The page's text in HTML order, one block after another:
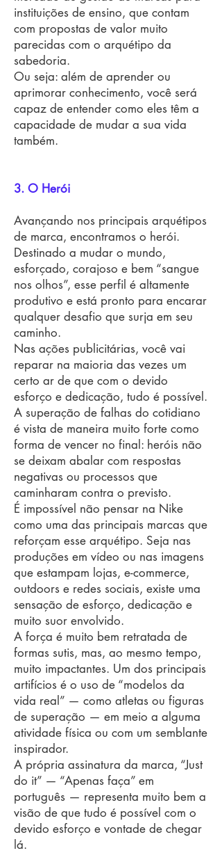
instituições de ensino, que contam
com propostas de valor muito
parecidas com o arquétipo da
sabedoria.
Ou seja: além de aprender ou
aprimorar conhecimento, você será
capaz de entender como eles têm a
capacidade de mudar a sua vida
também.
3. O Herói
Avançando nos principais arquétipos
de marca, encontramos o herói.
Destinado a mudar o mundo,
esforçado, corajoso e bem “sangue
nos olhos”, esse perfil é altamente
produtivo e está pronto para encarar
qualquer desafio que surja em seu
caminho.
Nas ações publicitárias, você vai
reparar na maioria das vezes um
certo ar de que com o devido
esforço e dedicação, tudo é possível.
A superação de falhas do cotidiano
é vista de maneira muito forte como
forma de vencer no final: heróis não
se deixam abalar com respostas
negativas ou processos que
caminharam contra o previsto.
É impossível não pensar na Nike
como uma das principais marcas que
reforçam esse arquétipo. Seja nas
produções em vídeo ou nas imagens
que estampam lojas, e-commerce,
outdoors e redes sociais, existe uma
sensação de esforço, dedicação e
muito suor envolvido.
A força é muito bem retratada de
formas sutis, mas, ao mesmo tempo,
muito impactantes. Um dos principais
artifícios é o uso de “modelos da
vida real” — como atletas ou figuras
de superação — em meio a alguma
atividade física ou com um semblante
inspirador.
A própria assinatura da marca, “Just
do it” — “Apenas faça” em
português — representa muito bem a
visão de que tudo é possível com o
devido esforço e vontade de chegar
lá.